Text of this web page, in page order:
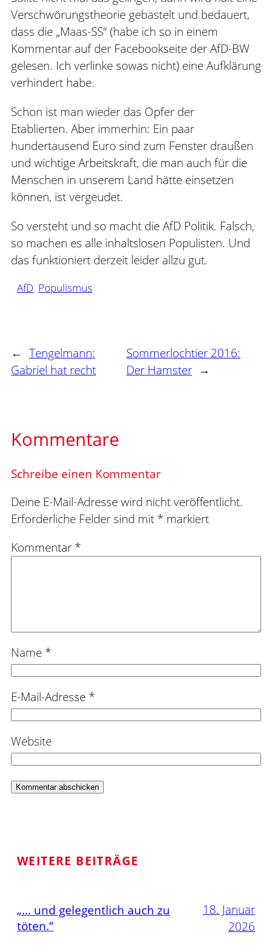
Verschwörungstheorie gebastelt und bedauert,
dass die „Maas-SS“ (habe ich so in einem
Kommentar auf der Facebookseite der AfD-BW
gelesen. Ich verlinke sowas nicht) eine Aufklärung
verhindert habe.
Schon ist man wieder das Opfer der
Etablierten. Aber immerhin: Ein paar
hundertausend Euro sind zum Fenster draußen
und wichtige Arbeitskraft, die man auch für die
Menschen in unserem Land hätte einsetzen
können, ist vergeudet.
So versteht und so macht die AfD Politik. Falsch,
so machen es alle inhaltslosen Populisten. Und
das funktioniert derzeit leider allzu gut.
AfD Populismus
← Tengelmann:
Gabriel hat recht
Sommerlochtier 2016:
Der Hamster →
Kommentare
Schreibe einen Kommentar
Deine E-Mail-Adresse wird nicht veröffentlicht.
Erforderliche Felder sind mit * markiert
Kommentar *
Name *
E-Mail-Adresse *
Website
WEITERE BEITRÄGE
„… und gelegentlich auch zu
töten.“
18. Januar
2026